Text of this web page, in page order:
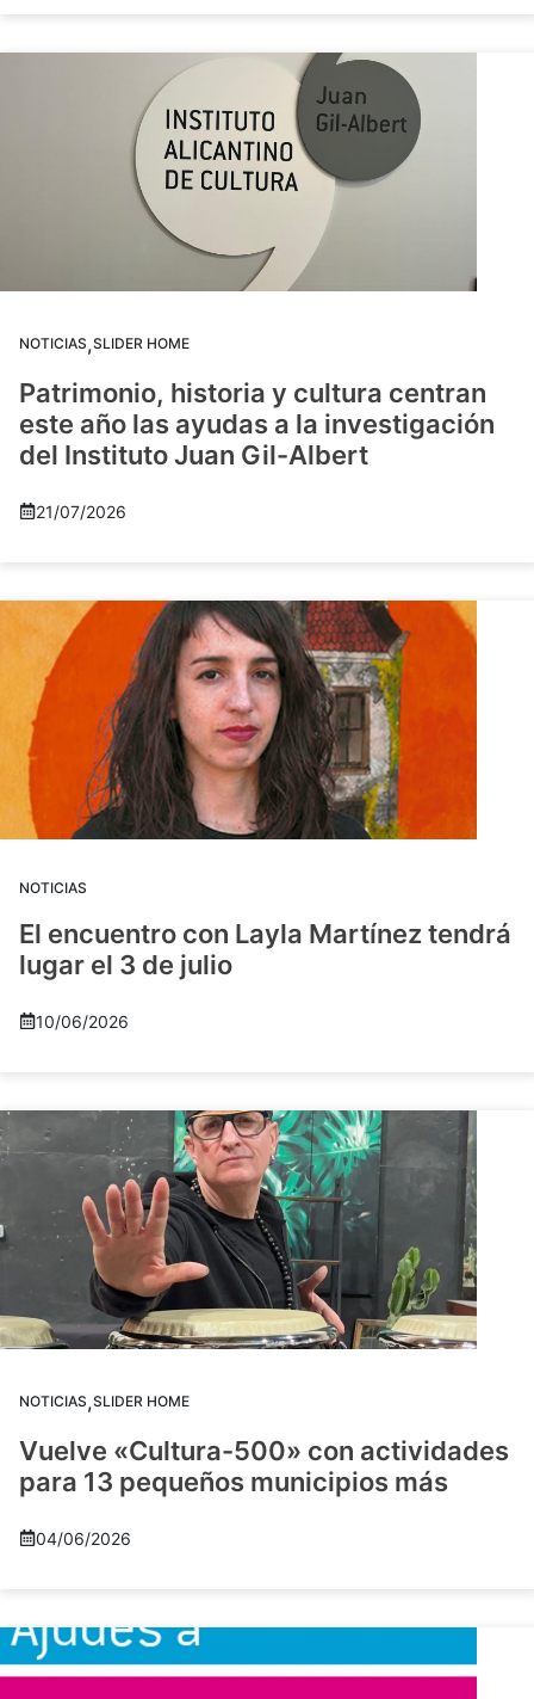
NOTICIAS,SLIDER HOME
Patrimonio, historia y cultura centran
este año las ayudas a la investigación
del Instituto Juan Gil-Albert
21/07/2026
NOTICIAS
El encuentro con Layla Martínez tendrá
lugar el 3 de julio
10/06/2026
NOTICIAS,SLIDER HOME
Vuelve «Cultura-500» con actividades
para 13 pequeños municipios más
04/06/2026